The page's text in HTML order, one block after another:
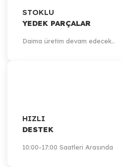
STOKLU
YEDEK PARÇALAR
Daima üretim devam edecek..
HIZLI
DESTEK
10:00-17:00 Saatleri Arasında